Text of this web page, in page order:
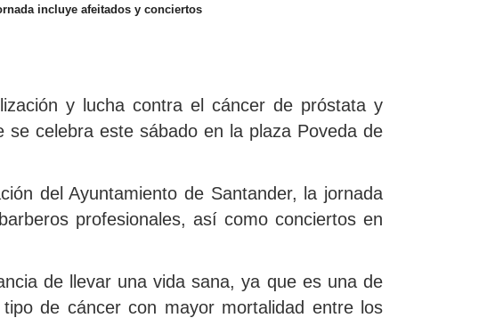
incluye afeitados y conciertos
y lucha contra el cáncer de próstata y
celebra este sábado en la plaza Poveda de
del Ayuntamiento de Santander, la jornada
profesionales, así como conciertos en
de llevar una vida sana, ya que es una de
de cáncer con mayor mortalidad entre los